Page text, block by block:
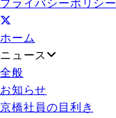
プライバシーポリシー
ホーム
ニュース
全般
お知らせ
京橋社員の目利き